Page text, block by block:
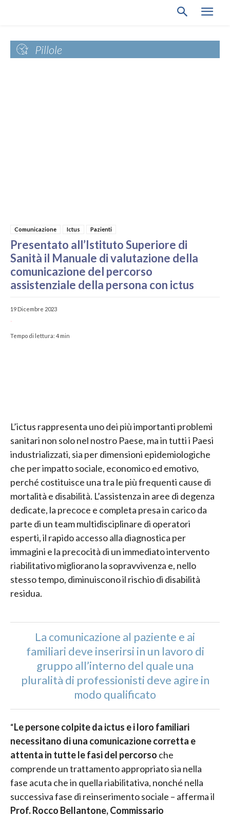
Pillole
Comunicazione Ictus Pazienti
Presentato all’Istituto Superiore di
Sanità il Manuale di valutazione della
comunicazione del percorso
assistenziale della persona con ictus
19 Dicembre 2023
-
Tempo di lettura: 4 min
L’ictus rappresenta uno dei più importanti problemi
sanitari non solo nel nostro Paese, ma in tutti i Paesi
industrializzati, sia per dimensioni epidemiologiche
che per impatto sociale, economico ed emotivo,
perché costituisce una tra le più frequenti cause di
mortalità e disabilità. L’assistenza in aree di degenza
dedicate, la precoce e completa presa in carico da
parte di un team multidisciplinare di operatori
esperti, il rapido accesso alla diagnostica per
immagini e la precocità di un immediato intervento
riabilitativo migliorano la sopravvivenza e, nello
stesso tempo, diminuiscono il rischio di disabilità
residua.
La comunicazione al paziente e ai
familiari deve inserirsi in un lavoro di
gruppo all’interno del quale una
pluralità di professionisti deve agire in
modo qualificato
“Le persone colpite da ictus e i loro familiari
necessitano di una comunicazione corretta e
attenta in tutte le fasi del percorso che
comprende un trattamento appropriato sia nella
fase acuta che in quella riabilitativa, nonché nella
successiva fase di reinserimento sociale – afferma il
Prof. Rocco Bellantone, Commissario